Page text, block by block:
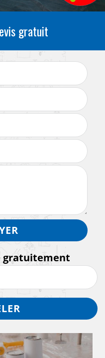
gratuit
gratuitement